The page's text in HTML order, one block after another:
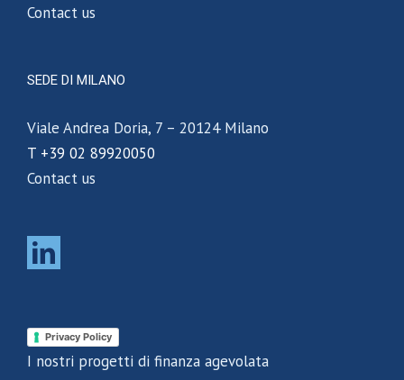
Contact us
SEDE DI MILANO
Viale Andrea Doria, 7 – 20124 Milano
T +39 02 89920050
Contact us
Privacy Policy
I nostri progetti di finanza agevolata